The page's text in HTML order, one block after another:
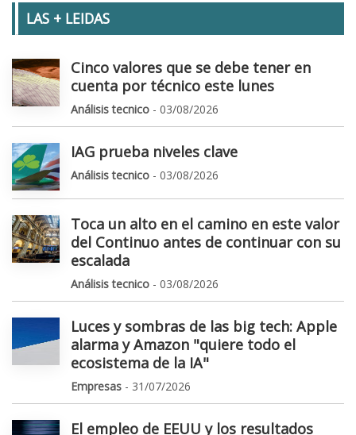
LAS + LEIDAS
Cinco valores que se debe tener en
cuenta por técnico este lunes
Análisis tecnico - 03/08/2026
IAG prueba niveles clave
Análisis tecnico - 03/08/2026
Toca un alto en el camino en este valor
del Continuo antes de continuar con su
escalada
Análisis tecnico - 03/08/2026
Luces y sombras de las big tech: Apple
alarma y Amazon "quiere todo el
ecosistema de la IA"
Empresas - 31/07/2026
El empleo de EEUU y los resultados